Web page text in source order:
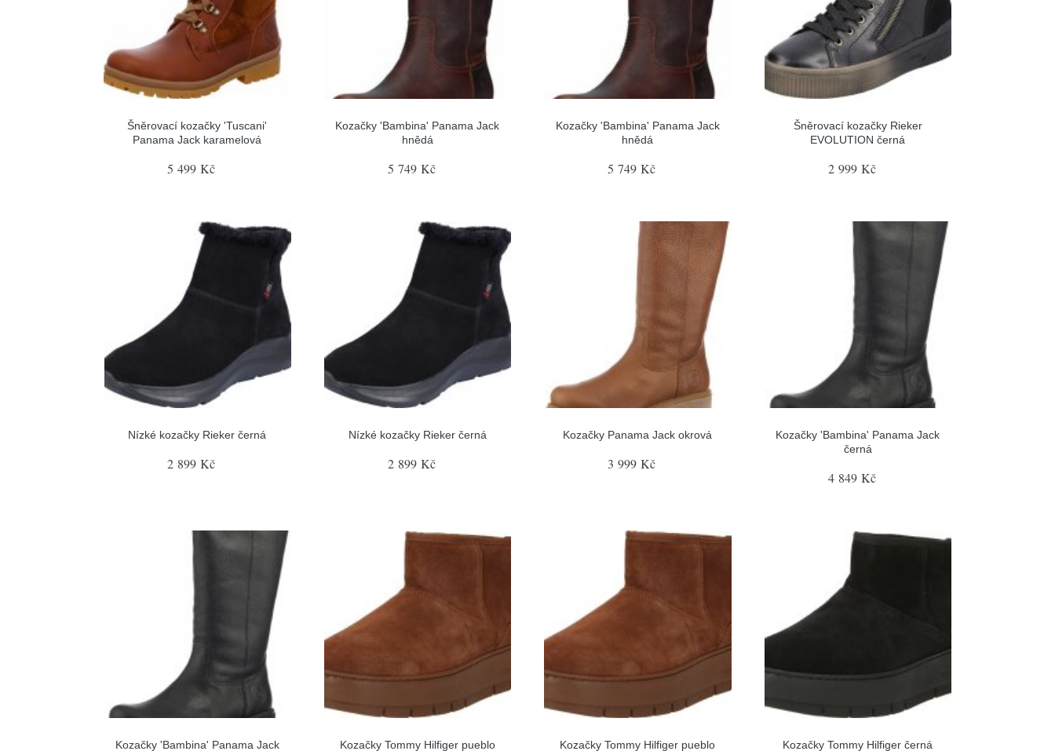
Šněrovací kozačky 'Tuscani'
Panama Jack karamelová
5 499 Kč
Kozačky 'Bambina' Panama Jack
hnědá
5 749 Kč
Kozačky 'Bambina' Panama Jack
hnědá
5 749 Kč
Šněrovací kozačky Rieker
EVOLUTION černá
2 999 Kč
Nízké kozačky Rieker černá
2 899 Kč
Nízké kozačky Rieker černá
2 899 Kč
Kozačky Panama Jack okrová
3 999 Kč
Kozačky 'Bambina' Panama Jack
černá
4 849 Kč
Kozačky 'Bambina' Panama Jack Kozačky Tommy Hilfiger pueblo Kozačky Tommy Hilfiger pueblo Kozačky Tommy Hilfiger černá